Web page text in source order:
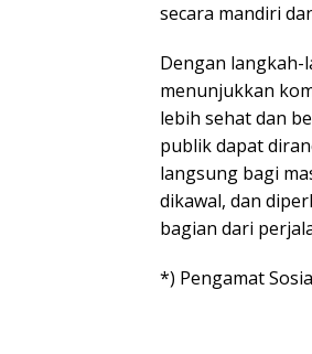
secara mandiri
Dengan
menunjukkan
lebih sehat dan
publik dapat
langsung bagi
dikawal, dan
bagian dari
*) Pengamat